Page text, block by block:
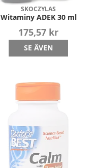
SKOCZYLAS
Witaminy ADEK 30 ml
175,57 kr
SE ÄVEN